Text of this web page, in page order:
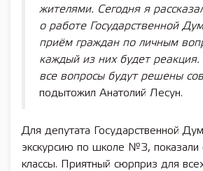
жителями. Сегодня я
о работе Государственной
приём граждан по личным
каждый из них будет
все вопросы будут решены
подытожил Анатолий Лесун.
Для депутата Государственной
экскурсию по школе №3, показали
классы. Приятный сюрприз для